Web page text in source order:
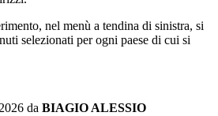
nel menù a tendina di sinistra, si
selezionati per ogni paese di cui si
da BIAGIO ALESSIO